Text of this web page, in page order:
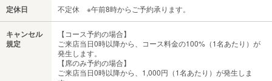
定休日 不定休 ※午前8時からご予約承ります。
キャンセル
規定
【コース予約の場合】
ご来店当日0時以降から、コース料金の100%（1名あたり）が
発生します。
【席のみ予約の場合】
ご来店当日0時以降から、1,000円（1名あたり）が発生しま